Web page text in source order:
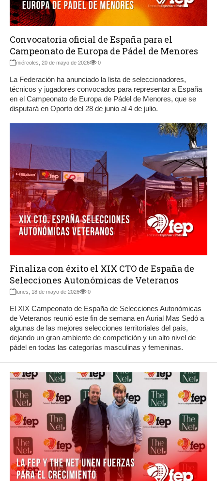
Convocatoria oficial de España para el
Campeonato de Europa de Pádel de Menores
miércoles, 20 de mayo de 2026 0
La Federación ha anunciado la lista de seleccionadores,
técnicos y jugadores convocados para representar a España
en el Campeonato de Europa de Pádel de Menores, que se
disputará en Oporto del 28 de junio al 4 de julio.
Finaliza con éxito el XIX CTO de España de
Selecciones Autonómicas de Veteranos
lunes, 18 de mayo de 2026 0
El XIX Campeonato de España de Selecciones Autonómicas
de Veteranos reunió este fin de semana en Aurial Mas Sedó a
algunas de las mejores selecciones territoriales del país,
dejando un gran ambiente de competición y un alto nivel de
pádel en todas las categorías masculinas y femeninas.